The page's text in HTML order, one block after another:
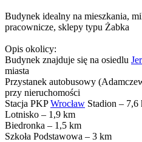
Budynek idealny na mieszkania,
pracownicze, sklepy typu Żabka
Opis okolicy:
Budynek znajduje się na osiedlu
miasta
Przystanek autobusowy
przy nieruchomości
Stacja PKPWrocław Stadion – 7,6
Lotnisko – 1,9 km
Biedronka – 1,5 km
Szkoła Podstawowa – 3 km